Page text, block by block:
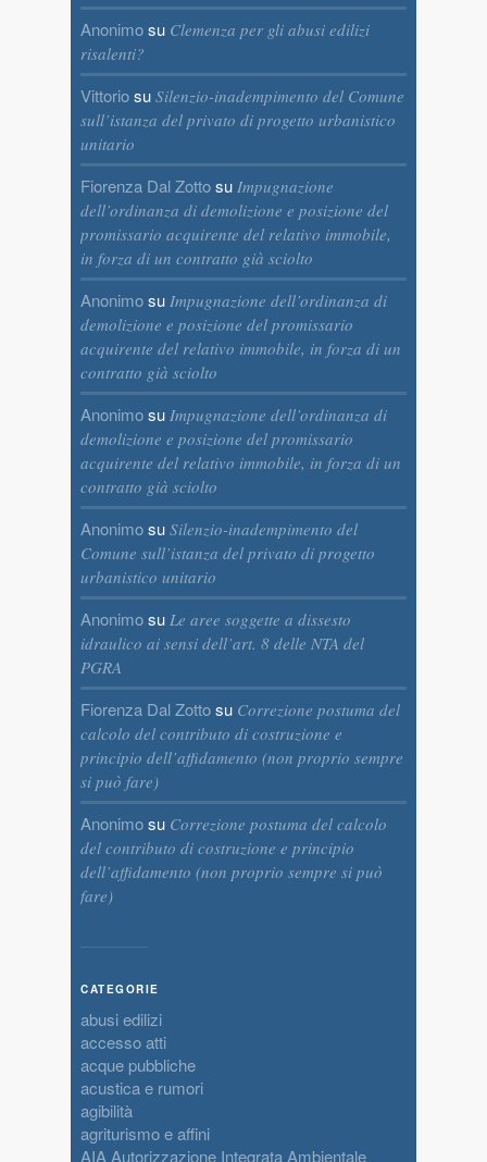
Anonimosu Clemenza per gli abusi edilizi
risalenti?
Vittoriosu Silenzio-inadempimento del Comune
sull’istanza del privato di progetto urbanistico
unitario
Fiorenza Dal Zottosu Impugnazione
dell’ordinanza di demolizione e posizione del
promissario acquirente del relativo immobile,
in forza di un contratto già sciolto
Anonimosu Impugnazione dell’ordinanza di
demolizione e posizione del promissario
acquirente del relativo immobile, in forza di un
contratto già sciolto
Anonimosu Impugnazione dell’ordinanza di
demolizione e posizione del promissario
acquirente del relativo immobile, in forza di un
contratto già sciolto
Anonimosu Silenzio-inadempimento del
Comune sull’istanza del privato di progetto
urbanistico unitario
Anonimosu Le aree soggette a dissesto
idraulico ai sensi dell’art. 8 delle NTA del
PGRA
Fiorenza Dal Zottosu Correzione postuma del
calcolo del contributo di costruzione e
principio dell’affidamento (non proprio sempre
si può fare)
Anonimosu Correzione postuma del calcolo
del contributo di costruzione e principio
dell’affidamento (non proprio sempre si può
fare)
CATEGORIE
abusi edilizi
accesso atti
acque pubbliche
acustica e rumori
agibilità
agriturismo e affini
AIA Autorizzazione Integrata Ambientale